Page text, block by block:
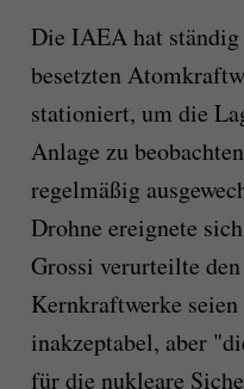
Die IAEA hat
besetzten
stationiert, um die
Anlage zu
regelmäßig
Drohne ereignete
Grossi verurteilte
Kernkraftwerke
inakzeptabel, aber
für die nukleare